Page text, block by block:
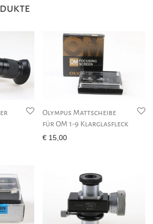
Olympus Mattscheibe
für OM 1-9 Klarglasfleck
€ 15,00